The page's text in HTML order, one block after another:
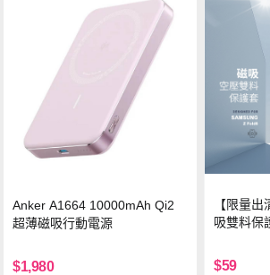
Anker A1664 10000mAh Qi2
超薄磁吸行動電源
$1,980
【限量
吸雙料保
$59